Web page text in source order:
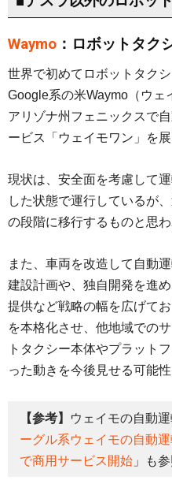
Waymo ：ロボットタク
世界で初めてロボットタク
Google系の米Waymo（ウ
アリゾナ州フェニックスで
ービス「ウェイモワン」を展
現状は、安全面を考慮して
した状態で運行しているが
の段階に移行するものと思わ
また、車両を改造して自動
建設計画や、独自開発を進め
提供など戦略の幅を広げて
を本格化させ、他地域での
トタクシー本体やプラット
った動きを今後見せる可能性
【参考】 ウェイモの自動
ーグル系ウェイモの自動
で商用サービス開始 」も参